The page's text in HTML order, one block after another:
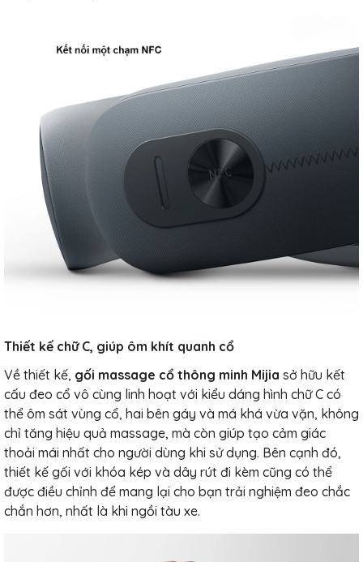
Thiết kế chữ C, giúp ôm khít quanh cổ
Về thiết kế, gối massage cổ thông minh Mijia sở hữu kết
cấu đeo cổ vô cùng linh hoạt với kiểu dáng hình chữ C có
thể ôm sát vùng cổ, hai bên gáy và má khá vừa vặn, không
chỉ tăng hiệu quả massage, mà còn giúp tạo cảm giác
thoải mái nhất cho người dùng khi sử dụng. Bên cạnh đó,
thiết kế gối với khóa kép và dây rút đi kèm cũng có thể
được điều chỉnh để mang lại cho bạn trải nghiệm đeo chắc
chắn hơn, nhất là khi ngồi tàu xe.